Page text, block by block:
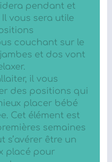
pendant et
vous sera utile
couchant sur le
et dos vont
il vous
des positions qui
placer bébé
Cet élément est
semaines
s’avérer être un
placé pour